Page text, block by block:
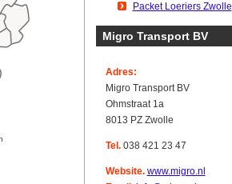
Packet Loeriers Zwolle
Migro Transport BV
Adres:
Migro Transport BV
Ohmstraat 1a
8013 PZ Zwolle
Tel.038 421 23 47
Website. www.migro.nl